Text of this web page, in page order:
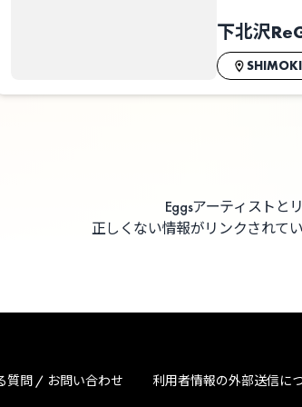
下北沢
Eggsアーティストと
正しくない情報がリンクされて
質問 / お問い合わせ 利用者情報の外部送信に